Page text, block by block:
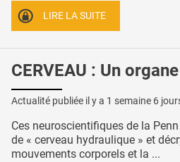
LIRE LA SUITE
CERVEAU : Un
Actualité publiée il y a 1 semaine 6
Ces neuroscientifiques de la
de « cerveau hydraulique » et
mouvements corporels et la ...